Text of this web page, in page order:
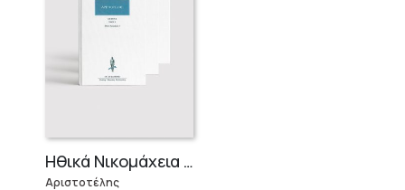
Ηθικά Νικομάχεια (3 τόμοι)
Αριστοτέλης